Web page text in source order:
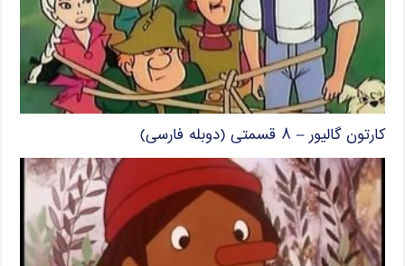
کارتون گالیور – ۸ قسمتی (دوبله فارسی)